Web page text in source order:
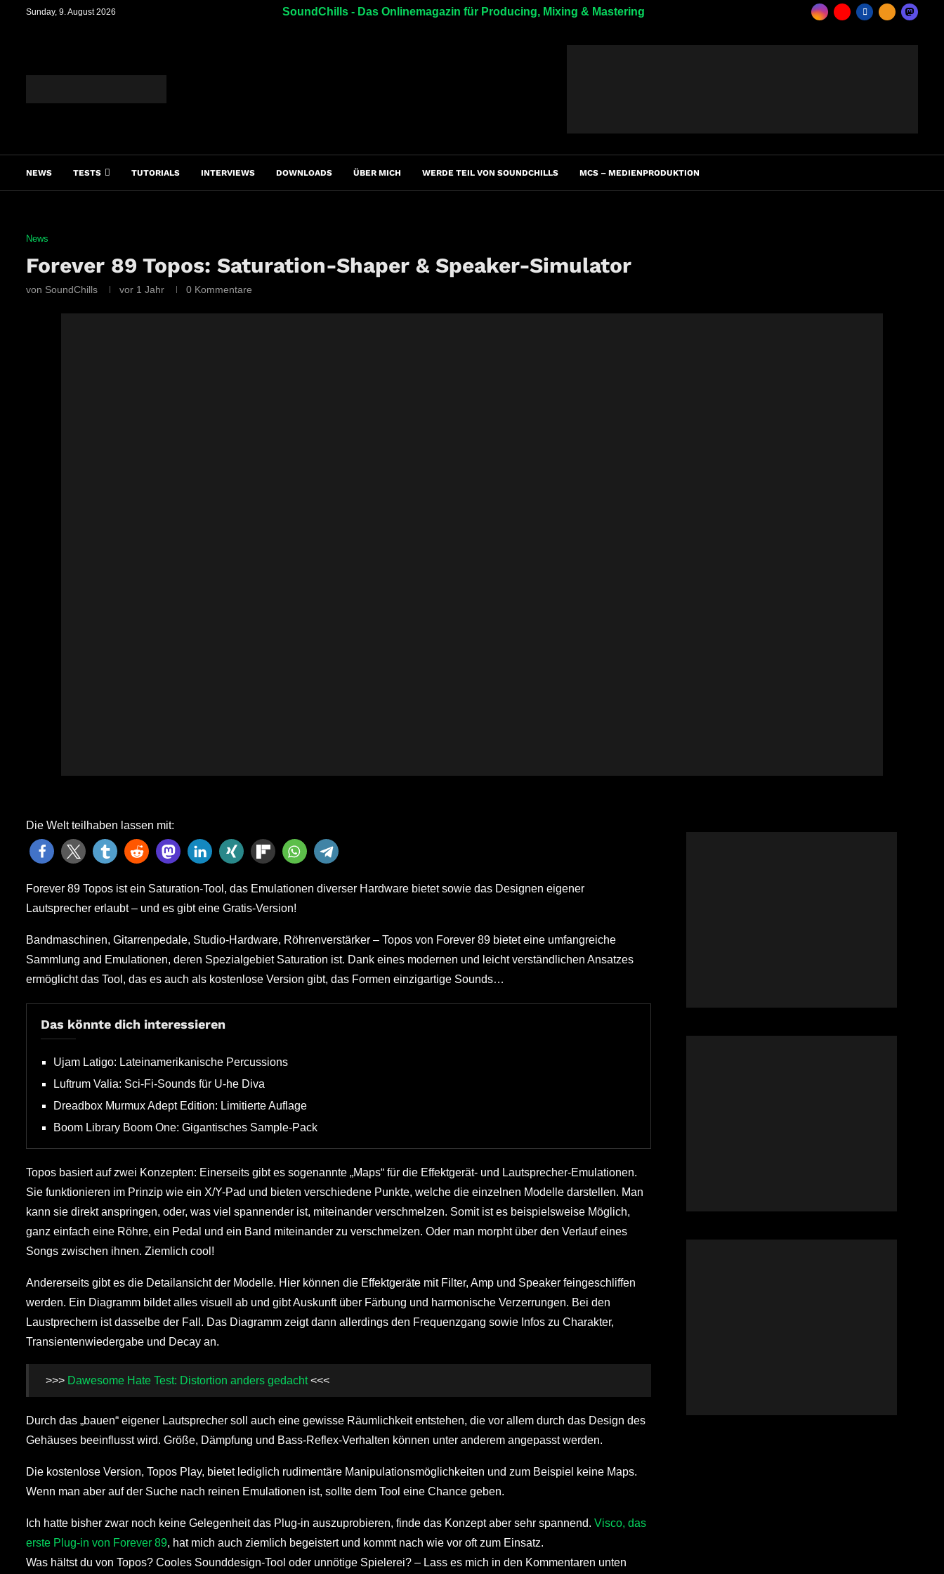
Sunday, 9. August 2026 SoundChills - Das Onlinemagazin für Producing, Mixing & Mastering
NEWS TESTS TUTORIALS INTERVIEWS DOWNLOADS ÜBER MICH WERDE TEIL VON SOUNDCHILLS MCS – MEDIENPRODUKTION
News
Forever 89 Topos: Saturation-Shaper & Speaker-Simulator
von SoundChills vor 1 Jahr 0 Kommentare
Die Welt teilhaben lassen mit:
Forever 89 Topos ist ein Saturation-Tool, das Emulationen diverser Hardware bietet sowie das Designen eigener
Lautsprecher erlaubt – und es gibt eine Gratis-Version!
Bandmaschinen, Gitarrenpedale, Studio-Hardware, Röhrenverstärker – Topos von Forever 89 bietet eine umfangreiche
Sammlung and Emulationen, deren Spezialgebiet Saturation ist. Dank eines modernen und leicht verständlichen Ansatzes
ermöglicht das Tool, das es auch als kostenlose Version gibt, das Formen einzigartige Sounds…
Das könnte dich interessieren
Ujam Latigo: Lateinamerikanische Percussions
Luftrum Valia: Sci-Fi-Sounds für U-he Diva
Dreadbox Murmux Adept Edition: Limitierte Auflage
Boom Library Boom One: Gigantisches Sample-Pack
Topos basiert auf zwei Konzepten: Einerseits gibt es sogenannte „Maps“ für die Effektgerät- und Lautsprecher-Emulationen.
Sie funktionieren im Prinzip wie ein X/Y-Pad und bieten verschiedene Punkte, welche die einzelnen Modelle darstellen. Man
kann sie direkt anspringen, oder, was viel spannender ist, miteinander verschmelzen. Somit ist es beispielsweise Möglich,
ganz einfach eine Röhre, ein Pedal und ein Band miteinander zu verschmelzen. Oder man morpht über den Verlauf eines
Songs zwischen ihnen. Ziemlich cool!
Andererseits gibt es die Detailansicht der Modelle. Hier können die Effektgeräte mit Filter, Amp und Speaker feingeschliffen
werden. Ein Diagramm bildet alles visuell ab und gibt Auskunft über Färbung und harmonische Verzerrungen. Bei den
Laustprechern ist dasselbe der Fall. Das Diagramm zeigt dann allerdings den Frequenzgang sowie Infos zu Charakter,
Transientenwiedergabe und Decay an.
>>> Dawesome Hate Test: Distortion anders gedacht<<<
Durch das „bauen“ eigener Lautsprecher soll auch eine gewisse Räumlichkeit entstehen, die vor allem durch das Design des
Gehäuses beeinflusst wird. Größe, Dämpfung und Bass-Reflex-Verhalten können unter anderem angepasst werden.
Die kostenlose Version, Topos Play, bietet lediglich rudimentäre Manipulationsmöglichkeiten und zum Beispiel keine Maps.
Wenn man aber auf der Suche nach reinen Emulationen ist, sollte dem Tool eine Chance geben.
Ich hatte bisher zwar noch keine Gelegenheit das Plug-in auszuprobieren, finde das Konzept aber sehr spannend. Visco, das
erste Plug-in von Forever 89, hat mich auch ziemlich begeistert und kommt nach wie vor oft zum Einsatz.
Was hältst du von Topos? Cooles Sounddesign-Tool oder unnötige Spielerei? – Lass es mich in den Kommentaren unten